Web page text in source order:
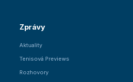
Zprávy
Aktuality
Tenisová Previews
Rozhovory